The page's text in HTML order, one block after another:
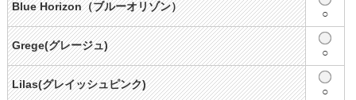
Blue Horizon（ブルーオリゾン）
○
Grege(グレージュ)
○
Lilas(グレイッシュピンク)
○